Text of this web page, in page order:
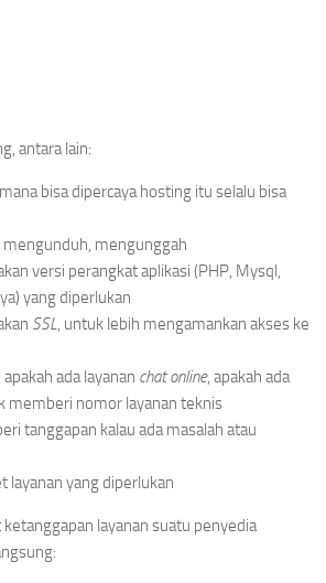
antara lain:
bisa dipercaya hosting itu selalu bisa
mengunduh, mengunggah
versi perangkat aplikasi (PHP, Mysql,
yang diperlukan
SSL, untuk lebih mengamankan akses ke
ada layanan chat online, apakah ada
memberi nomor layanan teknis
tanggapan kalau ada masalah atau
layanan yang diperlukan
layanan suatu penyedia